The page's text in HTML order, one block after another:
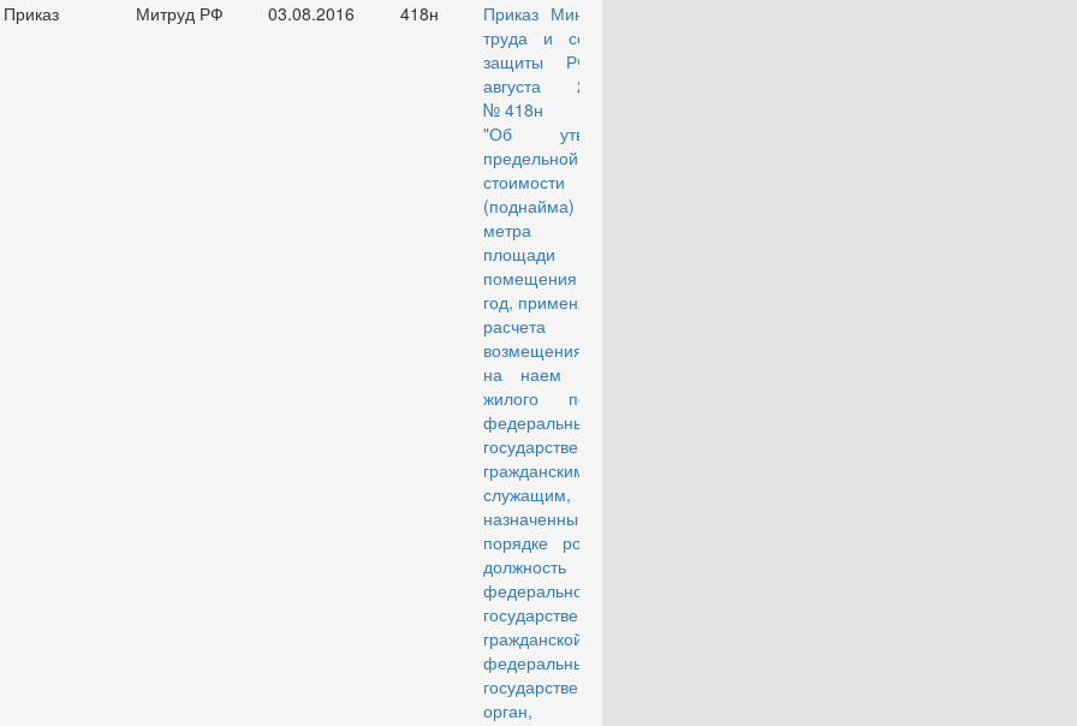
Приказ Митруд РФ 03.08.2016 418н
Приказ Министерства
труда и социальной
защиты РФ от 3
августа 2016 г.
№ 418н
"Об утверждении
предельной
стоимости найма
(поднайма) 1 кв.
метра общей
площади жилого
помещения на 2017
год, применяемой для
расчета размера
возмещения расходов
на наем (поднаем)
жилого помещения
федеральным
государственным
гражданским
служащим,
назначенным в
порядке ротации на
должность
федеральной
государственной
гражданской службы в
федеральный
государственный
орган,